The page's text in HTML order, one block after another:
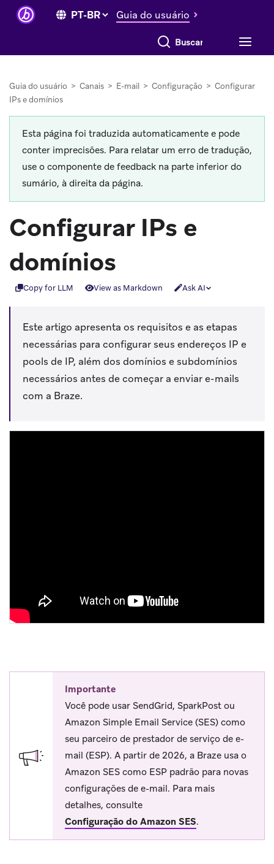
Guia do usuário
Buscar tudo
Guia do usuário > Canais > E-mail > Configuração > Configurar
IPs e domínios
Esta página foi traduzida automaticamente e pode
conter imprecisões. Para relatar um erro de tradução,
use o componente de feedback na parte inferior do
sumário, à direita da página.
Configurar IPs e
domínios
Copy for LLM View as Markdown Ask AI
Este artigo apresenta os requisitos e as etapas
necessárias para configurar seus endereços IP e
pools de IP, além dos domínios e subdomínios
necessários antes de começar a enviar e-mails
com a Braze.
Importante
Você pode usar SendGrid, SparkPost ou
Amazon Simple Email Service (SES) como
seu parceiro de prestador de serviço de e-
mail (ESP). A partir de 2026, a Braze usa o
Amazon SES como ESP padrão para novas
configurações de e-mail. Para mais
detalhes, consulte
Configuração do Amazon SES.